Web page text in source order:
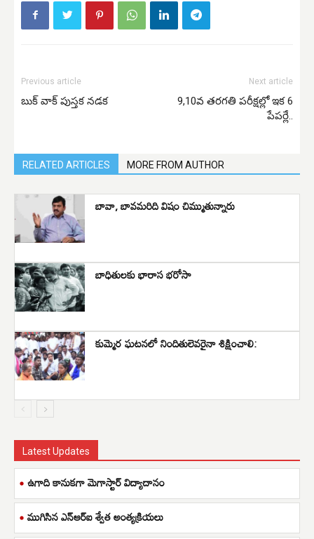
Previous article
బుక్ వాక్ పుస్తక నడక
Next article
9,10వ తరగతి పరీక్షల్లో ఇక 6
పేపర్లే..
RELATED ARTICLES MORE FROM AUTHOR
బావా, బావమరిది విషం చిమ్ముతున్నారు
బాధితులకు భారాస భరోసా
కుమ్మెర ఘటనలో నిందితులెవరైనా శిక్షించాలి:
Latest Updates
ఉగాది కానుకగా మెగాస్టార్ విద్యాదానం
ముగిసిన ఎన్ఆర్ఐ శ్వేత అంత్యక్రియలు